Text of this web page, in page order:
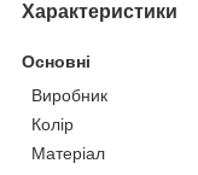
Характеристики
Основні
Виробник
Колір
Матеріал